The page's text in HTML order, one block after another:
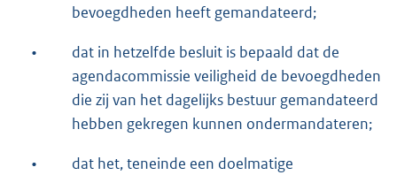
bevoegdheden heeft gemandateerd;
•
dat in hetzelfde besluit is bepaald dat de
agendacommissie veiligheid de bevoegdheden
die zij van het dagelijks bestuur gemandateerd
hebben gekregen kunnen ondermandateren;
•
dat het, teneinde een doelmatige